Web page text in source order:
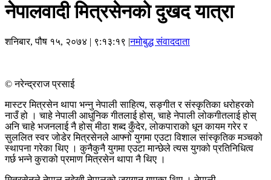
नेपालवादी मित्रसेनको दुखद यात्रा
शनिबार, पौष १५, २०७४ | ९:१३:१९ |नमोबुद्ध संवाददाता
© नरेन्द्रराज प्रसाई
मास्टर मित्रसेन थापा भन्नु नेपाली साहित्य, सङ्गीत र संस्कृतिका धरोहरको
नाउँ हो । चाहे नेपाली आधुनिक गीतलाई होस्, चाहे नेपाली लोकगीतलाई होस्
अनि चाहे भजनलाई नै होस् मीठा शब्द कुँदेर, लोकपाराको धून कायम गरेर र
सुललित स्वर जोडेर मित्रसेनले आफ्नो युगमा एउटा विशाल सांस्कृतिक मञ्चको
स्थापना गरेका थिए । कुनैकुनै युगमा एउटा मान्छेले त्यस युगको प्रतिनिधित्व
गर्छ भन्ने कुराको प्रमाण मित्रसेन थापा नै थिए ।